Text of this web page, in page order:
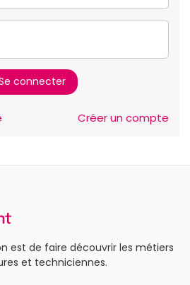
Créer un compte
est de faire découvrir les métiers
et techniciennes.